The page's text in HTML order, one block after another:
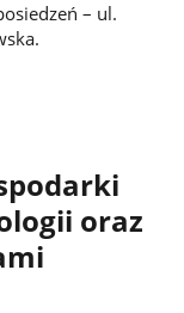
– ul.
oraz